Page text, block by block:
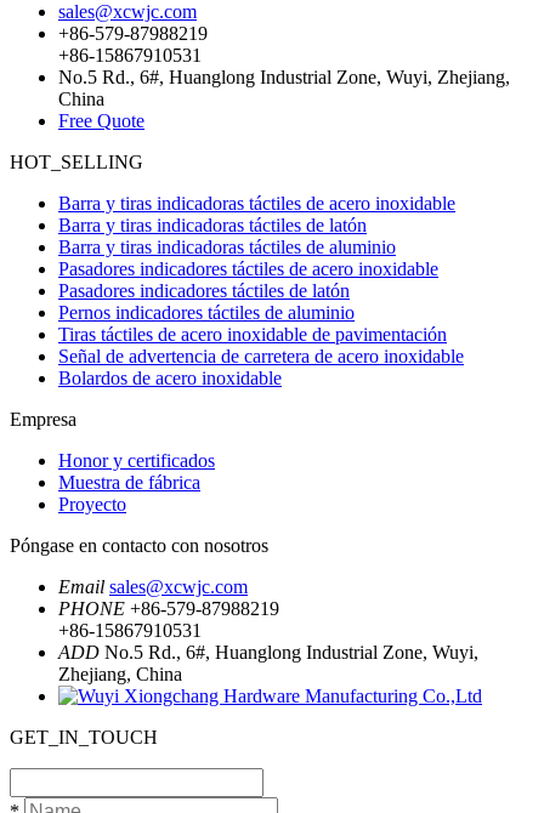
sales@xcwjc.com
+86-579-87988219
+86-15867910531
No.5 Rd., 6#, Huanglong Industrial Zone, Wuyi, Zhejiang,
China
Free Quote
HOT_SELLING
Barra y tiras indicadoras táctiles de acero inoxidable
Barra y tiras indicadoras táctiles de latón
Barra y tiras indicadoras táctiles de aluminio
Pasadores indicadores táctiles de acero inoxidable
Pasadores indicadores táctiles de latón
Pernos indicadores táctiles de aluminio
Tiras táctiles de acero inoxidable de pavimentación
Señal de advertencia de carretera de acero inoxidable
Bolardos de acero inoxidable
Empresa
Honor y certificados
Muestra de fábrica
Proyecto
Póngase en contacto con nosotros
Email sales@xcwjc.com
PHONE +86-579-87988219
+86-15867910531
ADD No.5 Rd., 6#, Huanglong Industrial Zone, Wuyi,
Zhejiang, China
GET_IN_TOUCH